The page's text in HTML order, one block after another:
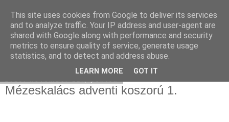
Moha Konyha
Mézeskalács adventi koszorú 1.
This site uses cookies from Google to deliver its services
and to analyze traffic. Your IP address and user-agent are
shared with Google along with performance and security
metrics to ensure quality of service, generate usage
statistics, and to detect and address abuse.
LEARN MORE GOT IT